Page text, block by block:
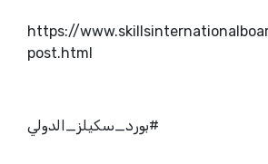
https://
post.html
#بورد_سكيلز_الدولي